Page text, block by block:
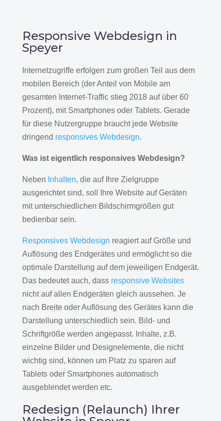
Responsive Webdesign in
Speyer
Internetzugriffe erfolgen zum großen Teil aus dem
mobilen Bereich (der Anteil von Mobile am
gesamten Internet-Traffic stieg 2018 auf über 60
Prozent), mit Smartphones oder Tablets. Gerade
für diese Nutzergruppe braucht jede Website
dringend responsives Webdesign.
Was ist eigentlich responsives Webdesign?
Neben Inhalten, die auf Ihre Zielgruppe
ausgerichtet sind, soll Ihre Website auf Geräten
mit unterschiedlichen Bildschirmgrößen gut
bedienbar sein.
Responsives Webdesign reagiert auf Größe und
Auflösung des Endgerätes und ermöglicht so die
optimale Darstellung auf dem jeweiligen Endgerät.
Das bedeutet auch, dass responsive Websites
nicht auf allen Endgeräten gleich aussehen. Je
nach Breite oder Auflösung des Gerätes kann die
Darstellung unterschiedlich sein. Bild- und
Schriftgröße werden angepasst. Inhalte, z.B.
einzelne Bilder und Designelemente, die nicht
wichtig sind, können um Platz zu sparen auf
Tablets oder Smartphones automatisch
ausgeblendet werden etc.
Redesign (Relaunch) Ihrer